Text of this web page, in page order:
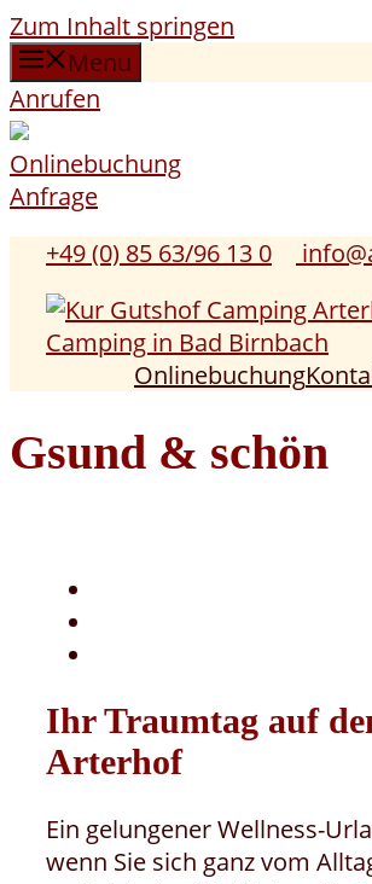
Zum Inhalt springen
Menu
Anrufen
Onlinebuchung
Anfrage
+49 (0) 85 63/96 13 0
Onlinebuchung
Gsund & schön
Ihr Traumtag auf
Arterhof
Ein gelungener Wellness-
wenn Sie sich ganz vom